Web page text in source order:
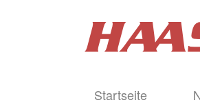
Startseite